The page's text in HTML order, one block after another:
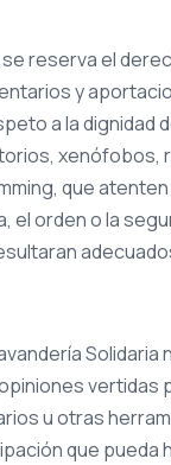
se reserva el
y
a la dignidad
xenófobos,
que
el orden o la
Solidaria
vertidas
u otras
que pueda